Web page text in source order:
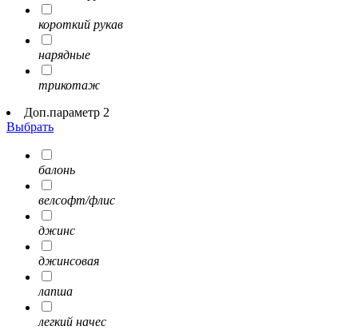
короткий рукав
нарядные
трикотаж
Доп.параметр 2
Выбрать
балонь
велсофт/флис
джинс
джинсовая
лапша
легкий начес